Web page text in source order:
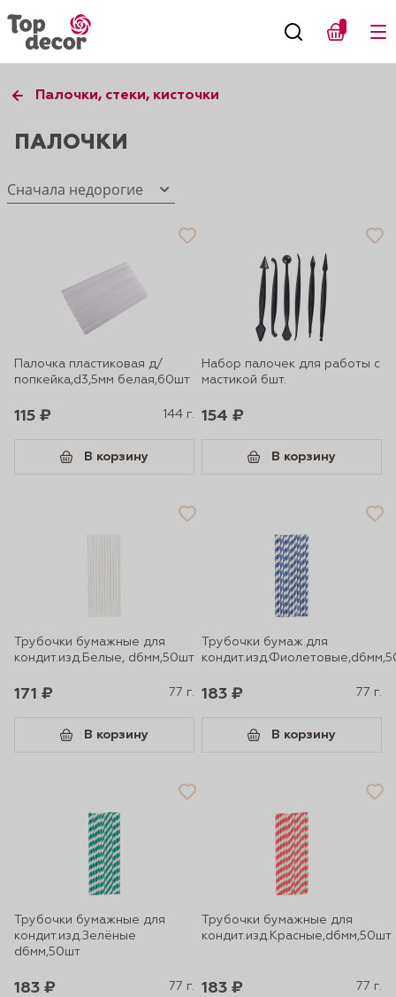
Палочки, стеки, кисточки
ПАЛОЧКИ
Сначала недорогие
Палочка пластиковая д/
попкейка,d3,5мм белая,60шт
115 ₽ 144 г.
В корзину
Набор палочек для работы с
мастикой 6шт.
154 ₽
В корзину
Трубочки бумажные для
кондит.изд.Белые, d6мм,50шт
171 ₽ 77 г.
В корзину
Трубочки бумаж.для
183 ₽ 77 г.
В корзину
Трубочки бумажные для
кондит.изд.Зелёные
d6мм,50шт
183 ₽ 77 г.
Трубочки бумажные для
кондит.изд.Красные,d6мм,50шт
183 ₽ 77 г.